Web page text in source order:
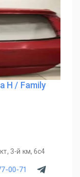
H / Family
3-й км, 6с4
00-71